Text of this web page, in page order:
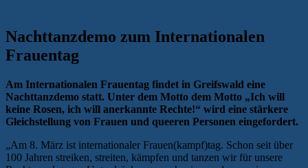
Nachttanzdemo zum Internationalen
Frauentag
Am Internationalen Frauentag findet in Greifswald eine
Nachttanzdemo statt. Unter dem Motto dem Motto „Ich will
keine Rosen, ich will anerkannte Rechte!“ wird eine stärkere
Gleichstellung von Frauen und queeren Personen eingefordert.
„Am 8. März ist internationaler Frauen(kampf)tag. Schon seit über
100 Jahren streiken, streiten, kämpfen und tanzen wir für unsere